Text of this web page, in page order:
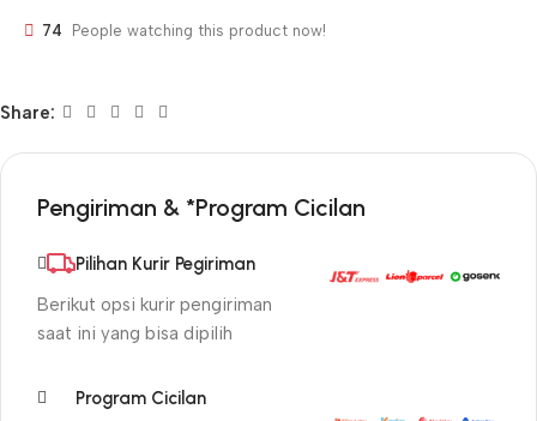
74 People watching this product now!
Share:
Pengiriman & *Program Cicilan
Pilihan Kurir Pegiriman
Berikut opsi kurir pengiriman
saat ini yang bisa dipilih
Program Cicilan